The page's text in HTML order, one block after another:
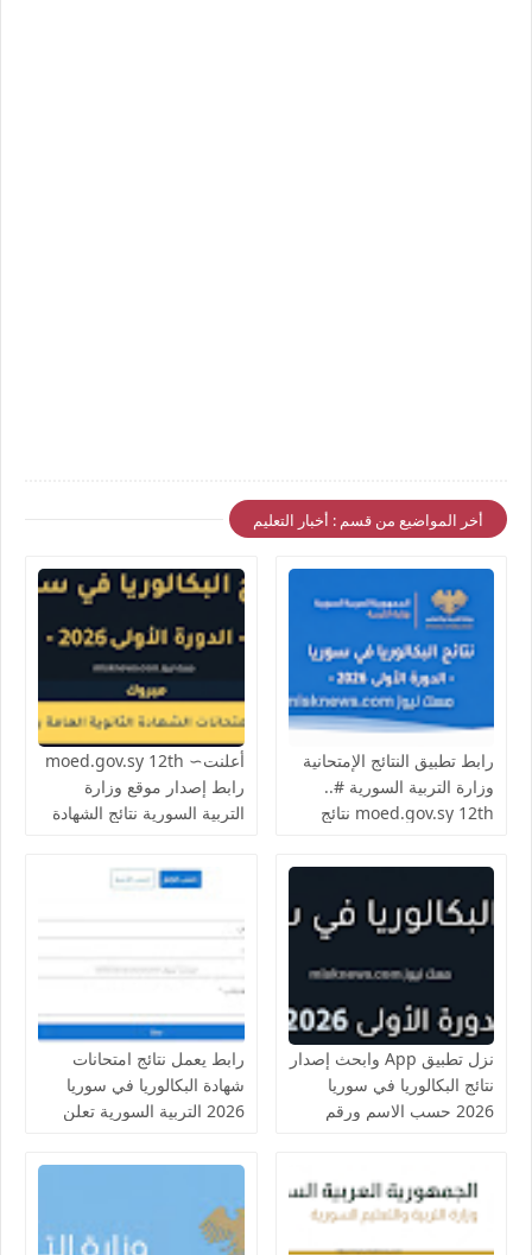
أخر المواضيع من قسم : أخبار التعليم
رابط تطبيق النتائج الإمتحانية
وزارة التربية السورية #..
moed.gov.sy 12th نتائج
سوريا 2026 حسب الاسم
ورقم الاكتتاب النتائج الامتحانية
المهنية للطلاب النظاميين
أعلنت∼ moed.gov.sy 12th
رابط إصدار موقع وزارة
التربية السورية نتائج الشهادة
سوريا سوريانا التعليمية نتائج
البكالوريا 2026 سوريا الدورة
نزل تطبيق App وابحث إصدار
نتائج البكالوريا في سوريا
2026 حسب الاسم ورقم
الثانوية العامة في سوريا
2026 علمي وأدبي بإسم
رابط يعمل نتائج امتحانات
شهادة البكالوريا في سوريا
2026 التربية السورية تعلن
لـ250 الف طالب الصناعية
الاسم ورقم الاكتتاب وإسم
المدرسة